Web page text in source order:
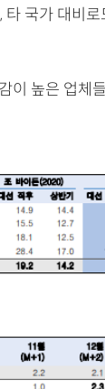
국가 대비로
이 높은 업체